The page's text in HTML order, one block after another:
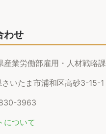
わせ
産業労働部雇用・人材戦略課
いたま市浦和区高砂3-15-1
3963
について